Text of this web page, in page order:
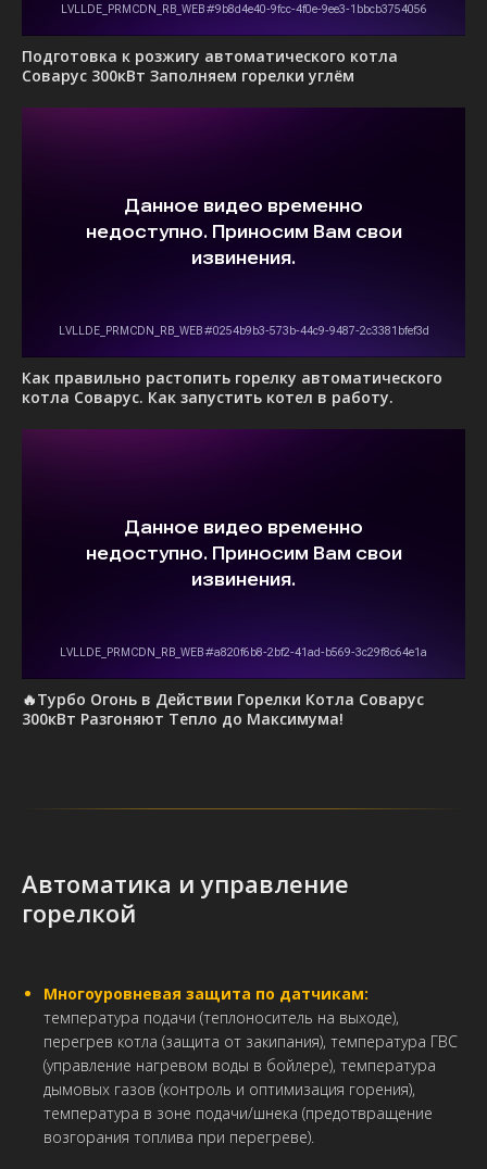
Подготовка к розжигу автоматического котла
Соварус 300кВт Заполняем горелки углём
Как правильно растопить горелку автоматического
котла Соварус. Как запустить котел в работу.
🔥Турбо Огонь в Действии Горелки Котла Соварус
300кВт Разгоняют Тепло до Максимума!
Автоматика и управление
горелкой
Многоуровневая защита по датчикам:
температура подачи (теплоноситель на выходе),
перегрев котла (защита от закипания), температура ГВС
(управление нагревом воды в бойлере), температура
дымовых газов (контроль и оптимизация горения),
температура в зоне подачи/шнека (предотвращение
возгорания топлива при перегреве).